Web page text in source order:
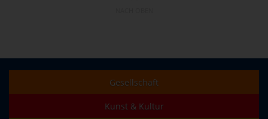
Gesellschaft
Kunst & Kultur